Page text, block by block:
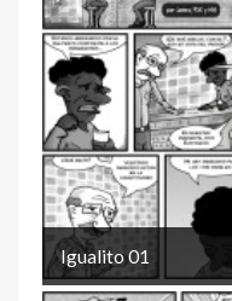
Igualito 01